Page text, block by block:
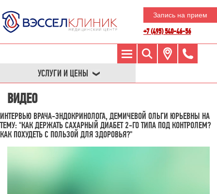
Запись на прием
+7 (495) 540-46-56
УСЛУГИ И ЦЕНЫ
ВИДЕО
ИНТЕРВЬЮ ВРАЧА-ЭНДОКРИНОЛОГА, ДЕМИЧЕВОЙ ОЛЬГИ ЮРЬЕВНЫ НА
ТЕМУ: "КАК ДЕРЖАТЬ САХАРНЫЙ ДИАБЕТ 2-ГО ТИПА ПОД КОНТРОЛЕМ?
КАК ПОХУДЕТЬ С ПОЛЬЗОЙ ДЛЯ ЗДОРОВЬЯ?"